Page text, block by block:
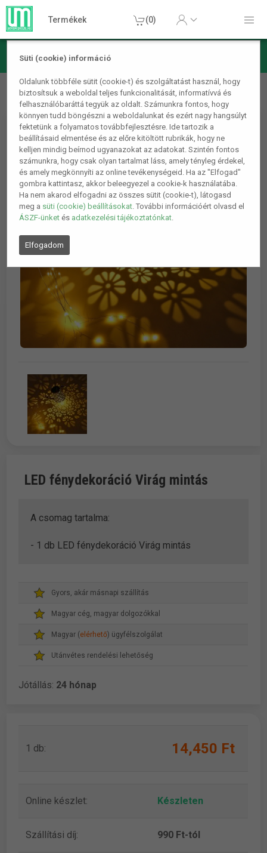
Süti (cookie) információ
Oldalunk többféle sütit (cookie-t) és szolgáltatást használ, hogy
biztosítsuk a weboldal teljes funkcionalitását, informatívvá és
felhasználóbaráttá tegyük az oldalt. Számunkra fontos, hogy
könnyen tudd böngészni a weboldalunkat és ezért nagy hangsúlyt
fektetünk a folyamatos továbbfejlesztésre. Ide tartozik a
beállításaid elmentése és az előre kitöltött rubrikák, hogy ne
kelljen mindig beírnod ugyanazokat az adatokat. Szintén fontos
számunkra, hogy csak olyan tartalmat láss, amely tényleg érdekel,
és amely megkönnyíti az online tevékenységeid. Ha az "Elfogad"
gombra kattintasz, akkor beleegyezel a cookie-k használatába.
Ha nem akarod elfogadni az összes sütit (cookie-t), látogasd
meg a süti (cookie) beállításokat. További információért olvasd el
ÁSZF-ünket és adatkezelési tájékoztatónkat.
Elfogadom
Termékek (0)
Ajándékötletek Dekor lámpák
LED fénydekoráció Virág
mintás
LED fénydekoráció Virág mintás
A csomag tartalma:
- 1 db LED fénydekoráció Virág mintás
Gyors, akár másnapi szállítás
Magyar cég, magyar dolgozókkal
Magyar (elérhető) ügyfélszolgálat
Utánvétes rendelési lehetőség
Jótállás: 24 hónap
1 db: 14,450 Ft
Online készlet: Készleten
Szállítási díj: 990 Ft-tól